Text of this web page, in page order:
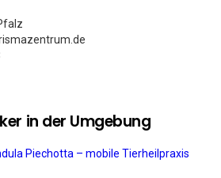
in der Umgebung
Piechotta – mobile Tierheilpraxis